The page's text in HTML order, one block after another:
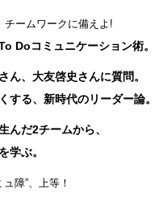
チームワークに備えよ!
Doコミュニケーション術。
ん、大友啓史さんに質問。
する、新時代のリーダー論。
んだ2チームから、
学ぶ。
ュ障”、上等！